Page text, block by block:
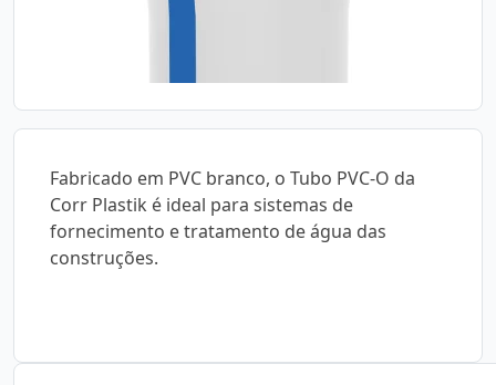
Fabricado em PVC branco, o Tubo PVC-O da
Corr Plastik é ideal para sistemas de
fornecimento e tratamento de água das
construções.